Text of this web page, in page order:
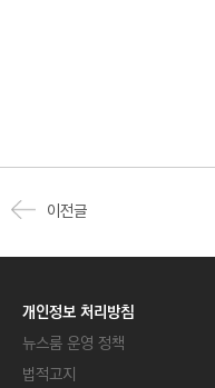
이전글
개인정보 처리방침
뉴스룸 운영 정책
법적고지